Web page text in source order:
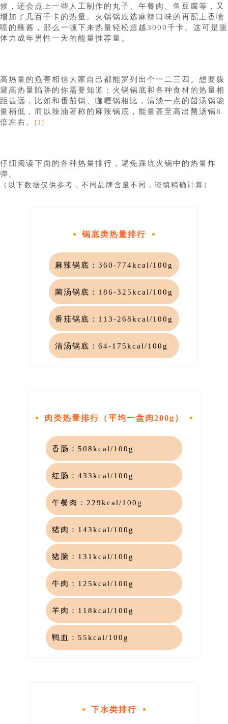
候，还会点上一些人工制作的丸子、午餐肉、鱼豆腐等，又
增加了几百千卡的热量。火锅锅底选麻辣口味的再配上香喷
喷的蘸酱，那么一顿下来热量轻松超越3000千卡。这可是重
体力成年男性一天的能量推荐量。
高热量的危害相信大家自己都能罗列出个一二三四。想要躲
避高热量陷阱的你需要知道：火锅锅底和各种食材的热量相
距甚远，比如和番茄锅、咖喱锅相比，清淡一点的菌汤锅能
量稍低，而以辣油著称的麻辣锅底，能量甚至高出菌汤锅8
倍左右。
[1]
仔细阅读下面的各种热量排行，避免踩坑火锅中的热量炸
弹。
（以下数据仅供参考，不同品牌含量不同，谨慎精确计算）
锅底类热量排行
麻辣锅底： 360-774kcal/100g
菌汤锅底： 186-325kcal/100g
番茄锅底： 113-268kcal/100g
清汤锅底： 64-175kcal/100g
肉类热量排行（平均一盘肉200g）
香肠： 508kcal/100 g
红肠： 433kcal/100g
午餐肉： 229kcal/100g
猪肉： 143kcal/100g
猪脑： 131 kcal/100g
牛肉： 125kcal/100g
羊肉： 118kcal/100 g
鸭血 ： 55kcal/100g
下水类排行